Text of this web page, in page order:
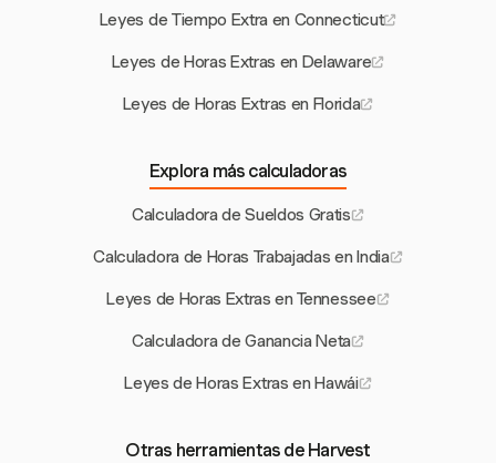
Leyes de Tiempo Extra en Connecticut
Leyes de Horas Extras en Delaware
Leyes de Horas Extras en Florida
Explora más calculadoras
Calculadora de Sueldos Gratis
Calculadora de Horas Trabajadas en India
Leyes de Horas Extras en Tennessee
Calculadora de Ganancia Neta
Leyes de Horas Extras en Hawái
Otras herramientas de Harvest